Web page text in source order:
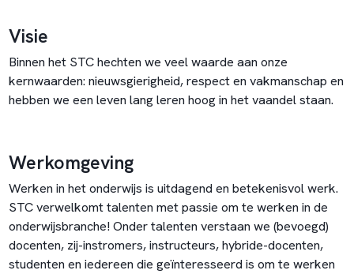
Visie
Binnen het STC hechten we veel waarde aan onze
kernwaarden: nieuwsgierigheid, respect en vakmanschap en
hebben we een leven lang leren hoog in het vaandel staan.
Werkomgeving
Werken in het onderwijs is uitdagend en betekenisvol werk.
STC verwelkomt talenten met passie om te werken in de
onderwijsbranche! Onder talenten verstaan we (bevoegd)
docenten, zij-instromers, instructeurs, hybride-docenten,
studenten en iedereen die geïnteresseerd is om te werken